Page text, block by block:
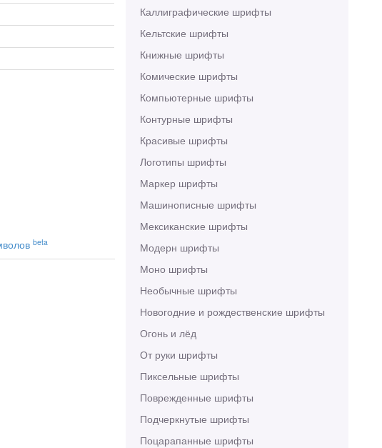
Каллиграфические шрифты
Кельтские шрифты
Книжные шрифты
Комические шрифты
Компьютерные шрифты
Контурные шрифты
Красивые шрифты
Логотипы шрифты
Маркер шрифты
Машинописные шрифты
Мексиканские шрифты
Модерн шрифты
Моно шрифты
Необычные шрифты
Новогодние и рождественские шрифты
Огонь и лёд
От руки шрифты
Пиксельные шрифты
Поврежденные шрифты
Подчеркнутые шрифты
Поцарапанные шрифты
beta